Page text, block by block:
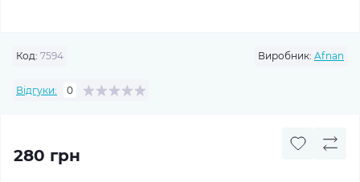
Код: 7594 Виробник: Afnan
Відгуки: 0
280 грн